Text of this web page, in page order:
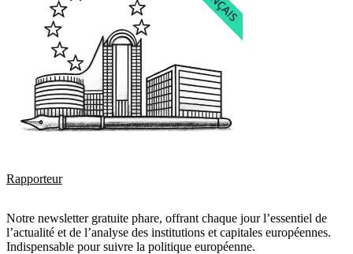
Rapporteur
Notre newsletter gratuite phare, offrant chaque jour l’essentiel de
l’actualité et de l’analyse des institutions et capitales européennes.
Indispensable pour suivre la politique européenne.